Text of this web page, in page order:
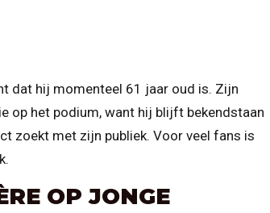
dat hij momenteel 61 jaar oud is. Zijn
op het podium, want hij blijft bekendstaan
zoekt met zijn publiek. Voor veel fans is
OP JONGE